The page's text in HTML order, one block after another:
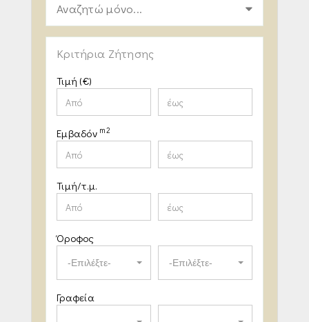
Αναζητώ μόνο...
Κριτήρια Ζήτησης
Τιμή (€)
Εμβαδόν m2
Τιμή/τ.μ.
Όροφος
-Επιλέξτε- -Επιλέξτε-
Γραφεία